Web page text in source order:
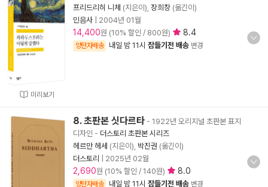
미리보기
프리드리히 니체 (지은이), 장희창 (옮긴이)
민음사
2004년 01월
14,400원 (10% 할인 / 800원) 8.4
양탄자배송 내일 밤 11시 잠들기전 배송 변경
8. 초판본 싯다르타 - 1922년 오리지널 초판본 표지
디자인 - 더스토리 초판본 시리즈
헤르만 헤세 (지은이), 박진권 (옮긴이)
더스토리
2025년 02월
2,690원 (10% 할인 / 140원) 8.0
양탄자배송 내일 밤 11시 잠들기전 배송 변경